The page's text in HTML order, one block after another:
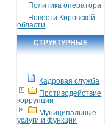
Политика оператора
Новости Кировской
области
СТРУКТУРНЫЕ
Кадровая служба
Противодействие
коррупции
Муниципальные
услуги и функции